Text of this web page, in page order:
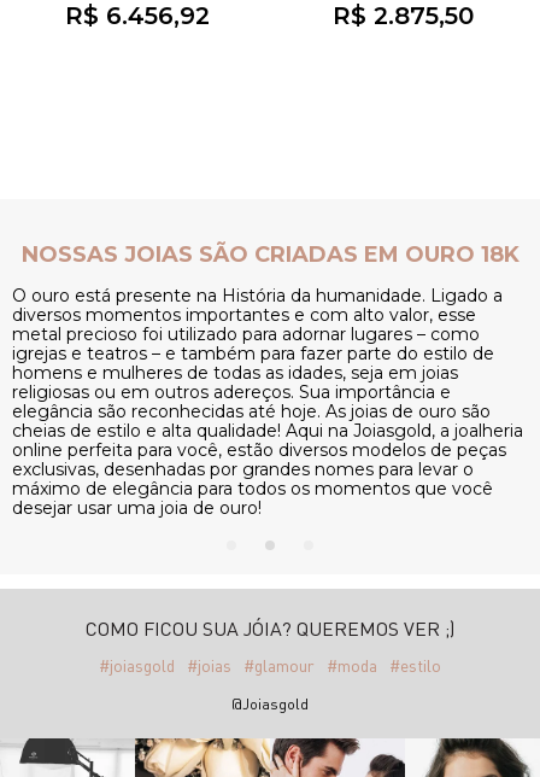
R$ 6.456,92 R$ 2.875,50
NOSSAS JOIAS SÃO CRIADAS EM OURO 18K
O ouro está presente na História da humanidade. Ligado a
diversos momentos importantes e com alto valor, esse
metal precioso foi utilizado para adornar lugares – como
igrejas e teatros – e também para fazer parte do estilo de
homens e mulheres de todas as idades, seja em joias
religiosas ou em outros adereços. Sua importância e
elegância são reconhecidas até hoje. As joias de ouro são
cheias de estilo e alta qualidade! Aqui na Joiasgold, a joalheria
online perfeita para você, estão diversos modelos de peças
exclusivas, desenhadas por grandes nomes para levar o
máximo de elegância para todos os momentos que você
desejar usar uma joia de ouro!
COMO FICOU SUA JÓIA? QUEREMOS VER ;)
#joiasgold #joias #glamour #moda #estilo
@Joiasgold